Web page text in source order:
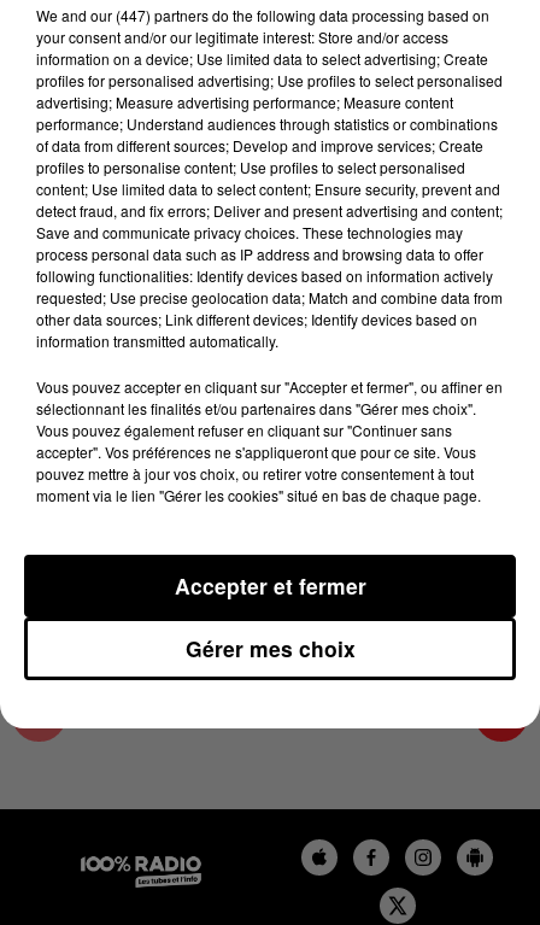
Lecture (4 min 10 sec)
100%
100% Radio les infos du Lot
28 août 2024 - 4 min 10 sec
LES INFOS DU LOT DU 28/08/2024 À 07H30
28/08/2024
We and our (447) partnersdo the following data processing based on
your consent and/or our legitimate interest: Store and/or access
information on a device; Use limited data to select advertising; Create
profiles for personalised advertising; Use profiles to select personalised
advertising; Measure advertising performance; Measure content
performance; Understand audiences through statistics or combinations
of data from different sources; Develop and improve services; Create
profiles to personalise content; Use profiles to select personalised
content; Use limited data to select content; Ensure security, prevent and
detect fraud, and fix errors; Deliver and present advertising and content;
Save and communicate privacy choices. These technologies may
process personal data such as IP address and browsing data to offer
following functionalities: Identify devices based on information actively
requested; Use precise geolocation data; Match and combine data from
other data sources; Link different devices; Identify devices based on
information transmitted automatically.
Vous pouvez accepter en cliquant sur "Accepter et fermer", ou affiner en
sélectionnant les finalités et/ou partenaires dans "Gérer mes choix".
Vous pouvez également refuser en cliquant sur "Continuer sans
accepter". Vos préférences ne s'appliqueront que pour ce site. Vous
pouvez mettre à jour vos choix, ou retirer votre consentement à tout
moment via le lien "Gérer les cookies" situé en bas de chaque page.
Gérer mes choix
Accepter et fermer